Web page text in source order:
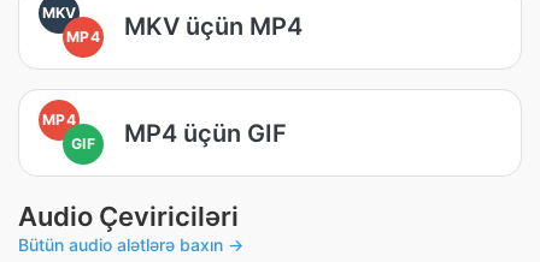
MKV
MP4
MKV üçün MP4
MP4
GIF
MP4 üçün GIF
Audio Çeviriciləri
Bütün audio alətlərə baxın →